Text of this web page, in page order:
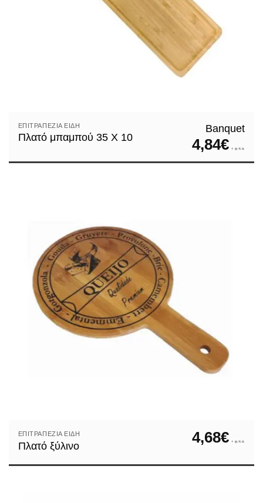
ΕΠΙΤΡΑΠΈΖΙΑ ΕΊΔΗ
Πλατό μπαμπού 35 Χ 10
Banquet
4,84€ + φ.π.α.
ΕΠΙΤΡΑΠΈΖΙΑ ΕΊΔΗ
Πλατό ξύλινο 4,68€ + φ.π.α.